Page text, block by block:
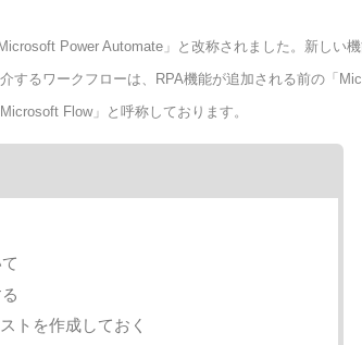
Power Automate」と改称されました。新しい機
するワークフローは、RPA機能が追加される前の「
Flow」と呼称しております。
トを作成しておく